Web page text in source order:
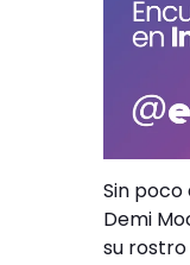
Sin poco
Demi
su